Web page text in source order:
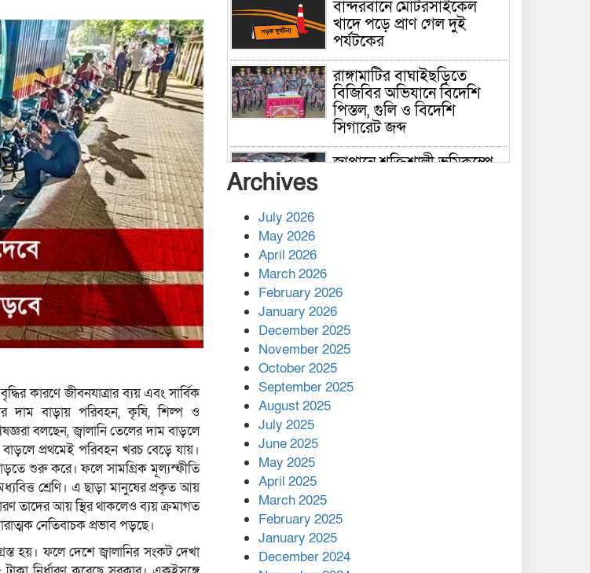
কারণে জীবনযাত্রার ব্যয় এবং সার্বিক
দাম বাড়ায় পরিবহন, কৃষি, শিল্প ও
বলছেন, জ্বালানি তেলের দাম বাড়লে
প্রথমেই পরিবহন খরচ বেড়ে যায়।
শুরু করে। ফলে সামগ্রিক মূল্যস্ফীতি
শ্রেণি। এ ছাড়া মানুষের প্রকৃত আয়
তাদের আয় স্থির থাকলেও ব্যয় ক্রমাগত
নেতিবাচক প্রভাব পড়ছে।
হয়। ফলে দেশে জ্বালানির সংকট দেখা
বান্দরবানে মোটরসাইকেল
খাদে পড়ে প্রাণ গেল দুই
পর্যটকের
রাঙ্গামাটির বাঘাইছড়িতে
বিজিবির অভিযানে বিদেশি
পিস্তল, গুলি ও বিদেশি
সিগারেট জব্দ
জাপানে শক্তিশালী ভূমিকম্পে
কাপ্তাই প্রেস ক্লাবের সভাপতি
মাহফুজ, সম্পাদক রিপন মারমা
নির্বাচিত
মালয়েশিয়ার প্রধানমন্ত্রীকে চিঠি
দেয়ার পর ফোন তারেক
রহমানের,গ্যাস সঙ্কট
মোকাবিলায় সহায়তার আশ্বাস
এক বিলিয়ন ডলার বিনিয়োগ
হবে আনোয়ারায়
Archives
July 2026
May 2026
April 2026
March 2026
February 2026
January 2026
December 2025
November 2025
October 2025
September 2025
August 2025
July 2025
June 2025
May 2025
April 2025
March 2025
February 2025
January 2025
December 2024